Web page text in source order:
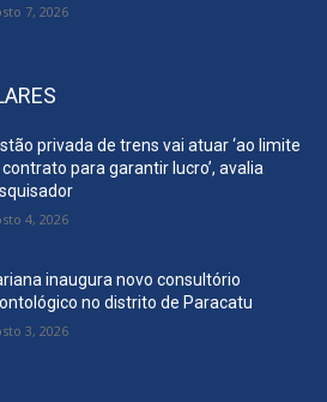
7, 2026
privada de trens vai atuar ‘ao limite
para garantir lucro’, avalia
4, 2026
inaugura novo consultório
no distrito de Paracatu
3, 2026